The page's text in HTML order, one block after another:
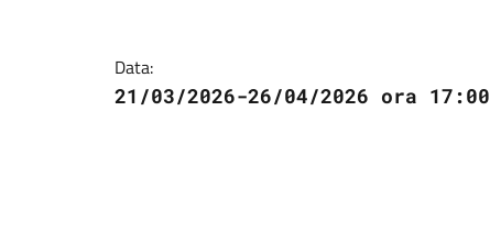
Data:
21/03/2026-26/04/2026 ora 17:00